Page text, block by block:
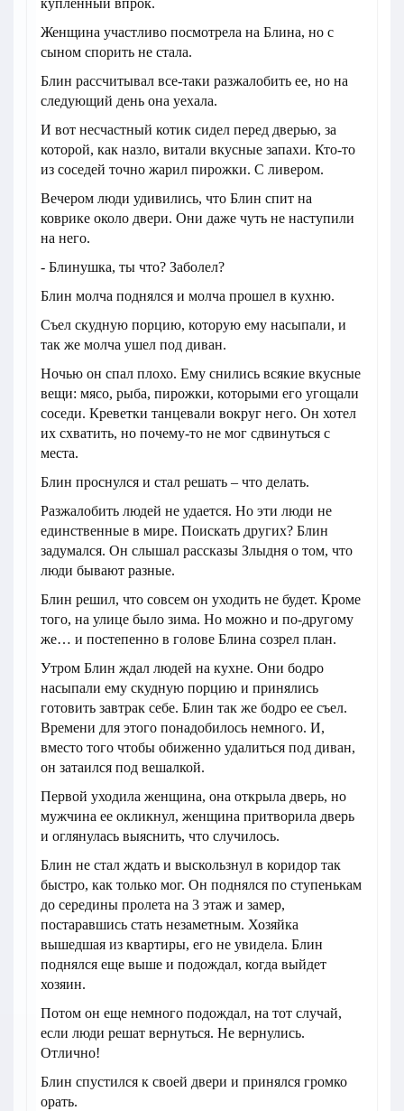
купленный впрок.
Женщина участливо посмотрела на Блина, но с
сыном спорить не стала.
Блин рассчитывал все-таки разжалобить ее, но на
следующий день она уехала.
И вот несчастный котик сидел перед дверью, за
которой, как назло, витали вкусные запахи. Кто-то
из соседей точно жарил пирожки. С ливером.
Вечером люди удивились, что Блин спит на
коврике около двери. Они даже чуть не наступили
на него.
- Блинушка, ты что? Заболел?
Блин молча поднялся и молча прошел в кухню.
Съел скудную порцию, которую ему насыпали, и
так же молча ушел под диван.
Ночью он спал плохо. Ему снились всякие вкусные
вещи: мясо, рыба, пирожки, которыми его угощали
соседи. Креветки танцевали вокруг него. Он хотел
их схватить, но почему-то не мог сдвинуться с
места.
Блин проснулся и стал решать – что делать.
Разжалобить людей не удается. Но эти люди не
единственные в мире. Поискать других? Блин
задумался. Он слышал рассказы Злыдня о том, что
люди бывают разные.
Блин решил, что совсем он уходить не будет. Кроме
того, на улице было зима. Но можно и по-другому
же… и постепенно в голове Блина созрел план.
Утром Блин ждал людей на кухне. Они бодро
насыпали ему скудную порцию и принялись
готовить завтрак себе. Блин так же бодро ее съел.
Времени для этого понадобилось немного. И,
вместо того чтобы обиженно удалиться под диван,
он затаился под вешалкой.
Первой уходила женщина, она открыла дверь, но
мужчина ее окликнул, женщина притворила дверь
и оглянулась выяснить, что случилось.
Блин не стал ждать и выскользнул в коридор так
быстро, как только мог. Он поднялся по ступенькам
до середины пролета на 3 этаж и замер,
постаравшись стать незаметным. Хозяйка
вышедшая из квартиры, его не увидела. Блин
поднялся еще выше и подождал, когда выйдет
хозяин.
Потом он еще немного подождал, на тот случай,
если люди решат вернуться. Не вернулись.
Отлично!
Блин спустился к своей двери и принялся громко
орать.